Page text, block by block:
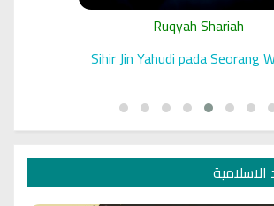
Ruqyah Shariah
Sihir Jin Yahudi pada Seorang
الاسلامية